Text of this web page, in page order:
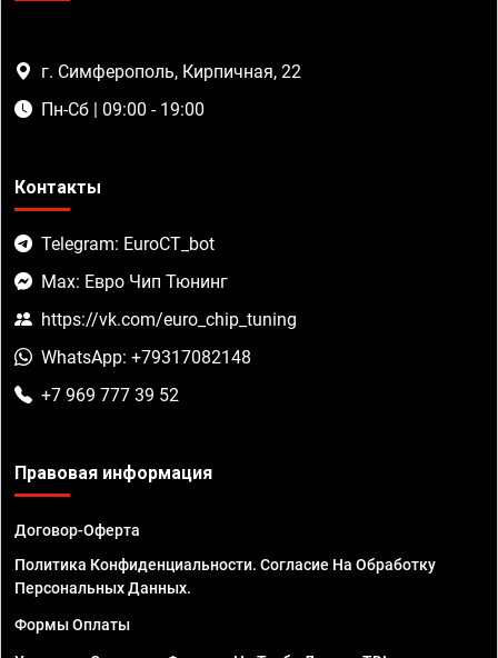
г. Симферополь, Кирпичная, 22
Пн-Сб | 09:00 - 19:00
Контакты
Telegram: EuroCT_bot
Max: Евро Чип Тюнинг
https://vk.com/euro_chip_tuning
WhatsApp: +79317082148
+7 969 777 39 52
Правовая информация
Договор-Оферта
Политика Конфиденциальности. Согласие На Обработку
Персональных Данных.
Формы Оплаты